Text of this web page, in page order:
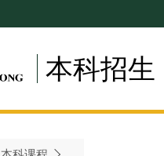
本科招生